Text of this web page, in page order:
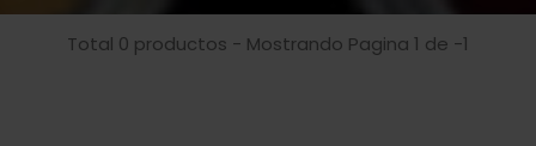
Total 0 productos - Mostrando Pagina 1 de -1